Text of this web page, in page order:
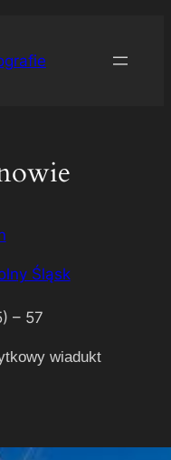
Śląsk
– 57
wiadukt